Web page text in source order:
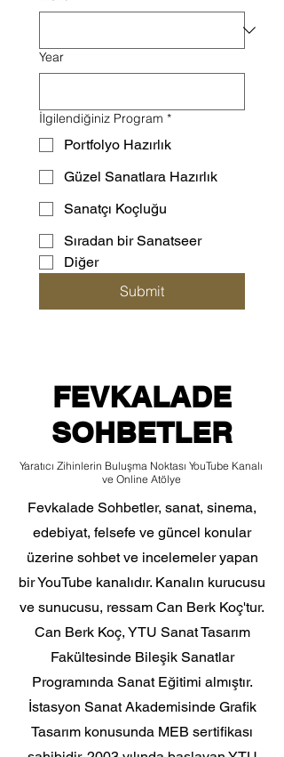
Year
İlgilendiğiniz Program *
Portfolyo Hazırlık
Güzel Sanatlara Hazırlık
Sanatçı Koçluğu
Sıradan bir Sanatseer
Diğer
Submit
FEVKALADE
SOHBETLER
Yaratıcı Zihinlerin Buluşma Noktası YouTube Kanalı
ve Online Atölye
Fevkalade Sohbetler, sanat, sinema,
edebiyat, felsefe ve güncel konular
üzerine sohbet ve incelemeler yapan
bir YouTube kanalıdır. Kanalın kurucusu
ve sunucusu, ressam Can Berk Koç'tur.
Can Berk Koç, YTU Sanat Tasarım
Fakültesinde Bileşik Sanatlar
Programında Sanat Eğitimi almıştır.
İstasyon Sanat Akademisinde Grafik
Tasarım konusunda MEB sertifikası